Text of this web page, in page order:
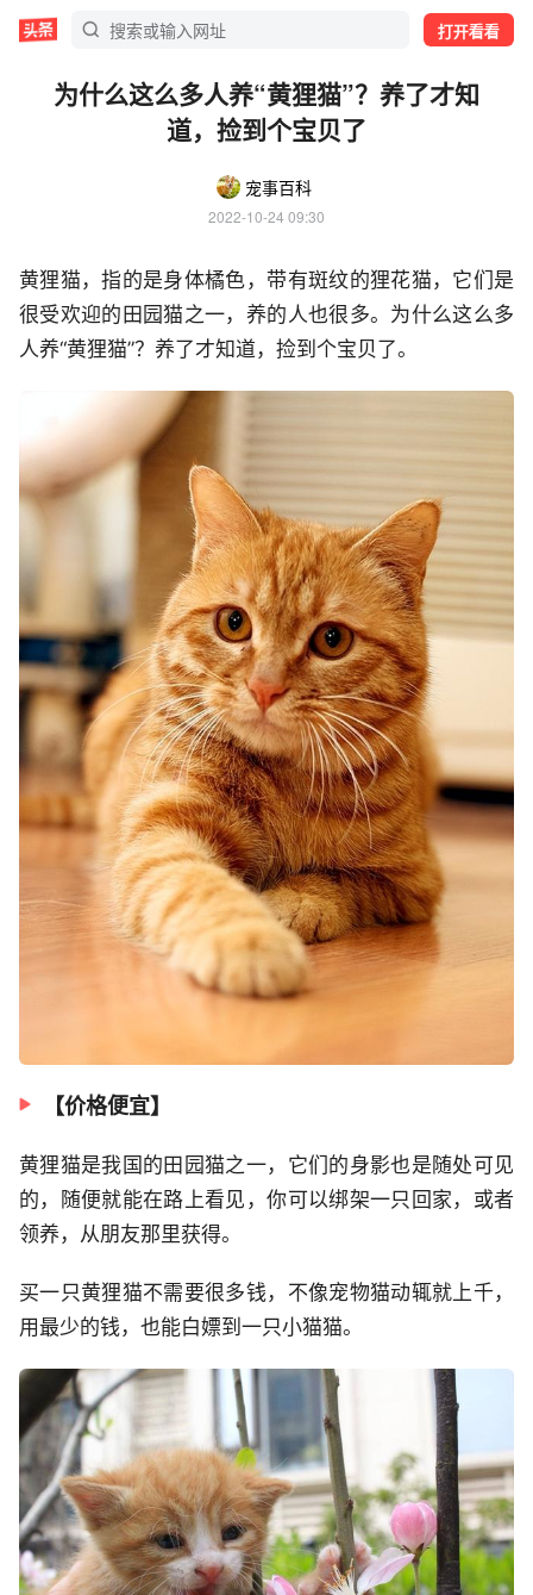
打开看看
为什么这么多人养“黄狸猫”？养了才知
道，捡到个宝贝了
宠事百科
2022-10-24 09:30
黄狸猫，指的是身体橘色，带有斑纹的狸花猫，它们是
很受欢迎的田园猫之一，养的人也很多。为什么这么多
人养“黄狸猫”？养了才知道，捡到个宝贝了。
【价格便宜】
黄狸猫是我国的田园猫之一，它们的身影也是随处可见
的，随便就能在路上看见，你可以绑架一只回家，或者
领养，从朋友那里获得。
买一只黄狸猫不需要很多钱，不像宠物猫动辄就上千，
用最少的钱，也能白嫖到一只小猫猫。